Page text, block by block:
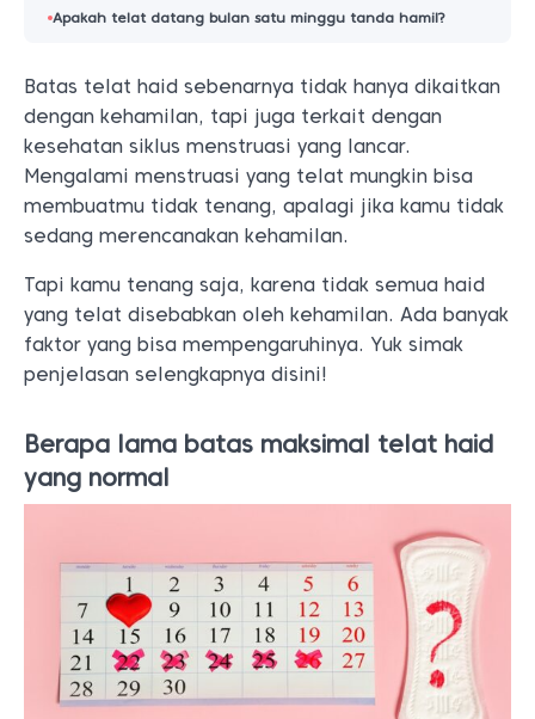
Apakah telat datang bulan satu minggu tanda hamil?
Batas telat haid sebenarnya tidak hanya dikaitkan
dengan kehamilan, tapi juga terkait dengan
kesehatan siklus menstruasi yang lancar.
Mengalami menstruasi yang telat mungkin bisa
membuatmu tidak tenang, apalagi jika kamu tidak
sedang merencanakan kehamilan.
Tapi kamu tenang saja, karena tidak semua haid
yang telat disebabkan oleh kehamilan. Ada banyak
faktor yang bisa mempengaruhinya. Yuk simak
penjelasan selengkapnya disini!
Berapa lama batas maksimal telat haid
yang normal